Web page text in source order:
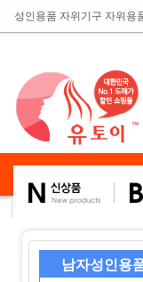
성인용품 자위기구 자위용
남자성인용